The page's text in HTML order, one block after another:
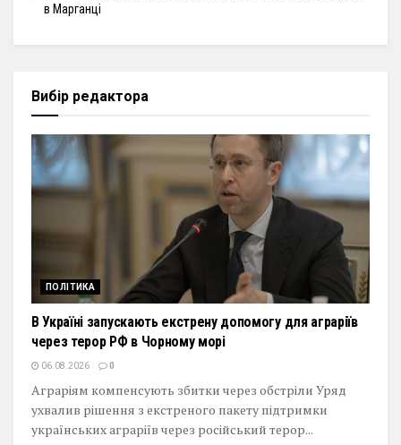
в Марганці
Вибір редактора
ПОЛІТИКА
В Україні запускають екстрену допомогу для аграріїв
через терор РФ в Чорному морі
06.08.2026 0
Аграріям компенсують збитки через обстріли Уряд
ухвалив рішення з екстреного пакету підтримки
українських аграріїв через російський терор...